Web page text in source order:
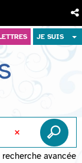
JE SUIS
recherche avancée